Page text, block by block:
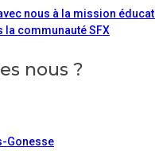
nous à la mission
la communauté SFX
nous ?
Gonesse